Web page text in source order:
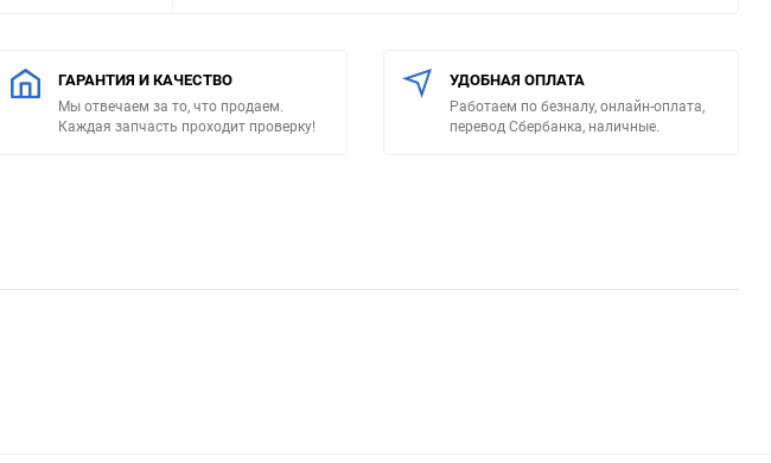
ГАРАНТИЯ И КАЧЕСТВО
Мы отвечаем за то, что продаем.
Каждая запчасть проходит проверку!
УДОБНАЯ ОПЛАТА
Работаем по безналу, онлайн-оплата,
перевод Сбербанка, наличные.